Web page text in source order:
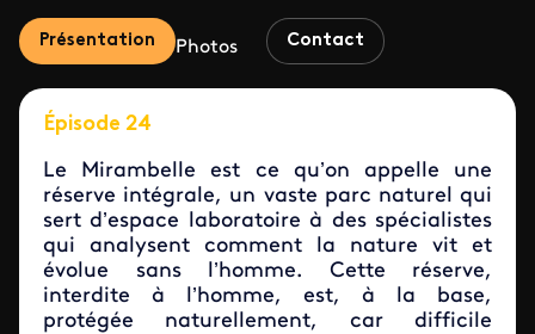
Présentation Photos Contact
Épisode 24
Le Mirambelle est ce qu’on appelle une
réserve intégrale, un vaste parc naturel qui
sert d’espace laboratoire à des spécialistes
qui analysent comment la nature vit et
évolue sans l’homme. Cette réserve,
interdite à l’homme, est, à la base,
protégée naturellement, car difficile